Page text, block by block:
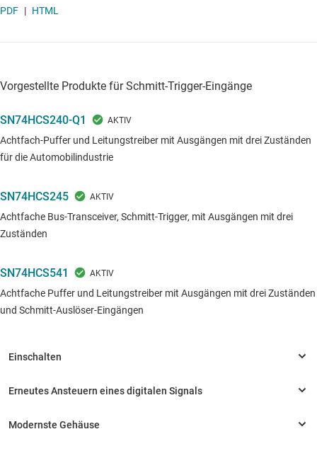
PDF | HTML
Vorgestellte Produkte für Schmitt-Trigger-Eingänge
SN74HCS240-Q1
Achtfach-Puffer und Leitungstreiber mit Ausgängen mit drei Zuständen
für die Automobilindustrie
SN74HCS245
Achtfache Bus-Transceiver, Schmitt-Trigger, mit Ausgängen mit drei
Zuständen
SN74HCS541
Achtfache Puffer und Leitungstreiber mit Ausgängen mit drei Zuständen
und Schmitt-Auslöser-Eingängen